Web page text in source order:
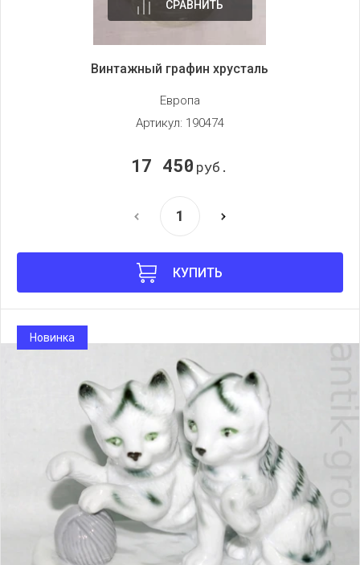
СРАВНИТЬ
Винтажный графин хрусталь
Европа
Артикул: 190474
17 450 руб.
КУПИТЬ
Новинка